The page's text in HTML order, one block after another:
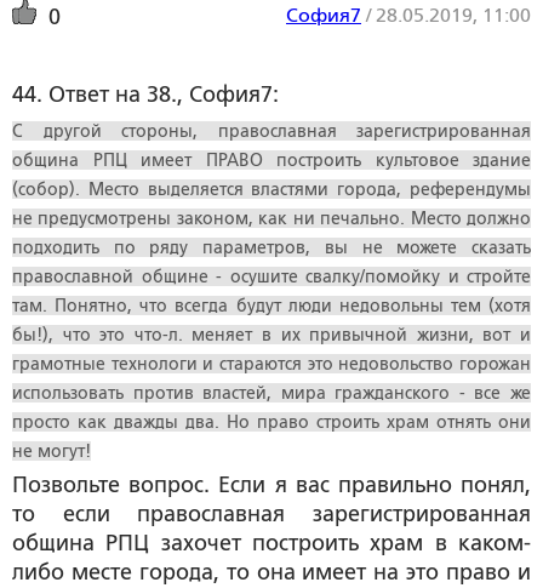
0 София7 / 28.05.2019, 11:00
44. Ответ на 38., София7:
С другой стороны, православная зарегистрированная
община РПЦ имеет ПРАВО построить культовое здание
(собор). Место выделяется властями города, референдумы
не предусмотрены законом, как ни печально. Место должно
подходить по ряду параметров, вы не можете сказать
православной общине - осушите свалку/помойку и стройте
там. Понятно, что всегда будут люди недовольны тем (хотя
бы!), что это что-л. меняет в их привычной жизни, вот и
грамотные технологи и стараются это недовольство горожан
использовать против властей, мира гражданского - все же
просто как дважды два. Но право строить храм отнять они
не могут!
Позвольте вопрос. Если я вас правильно понял,
то если православная зарегистрированная
община РПЦ захочет построить храм в каком-
либо месте города, то она имеет на это право и